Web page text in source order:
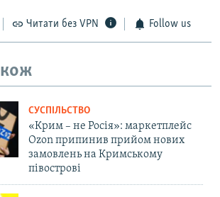
Читати без VPN Follow us
СУСПІЛЬСТВО
«Крим – не Росія»: маркетплейс
Ozon припинив прийом нових
замовлень на Кримському
півострові